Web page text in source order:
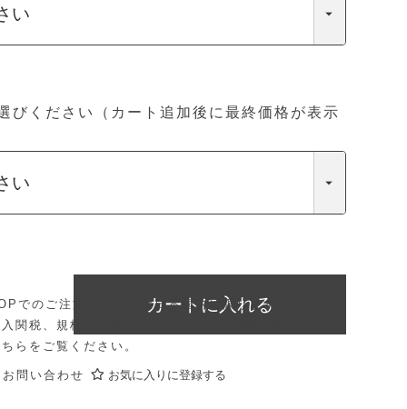
びください（カート追加後に最終価格が表示
お気に入りに登録する
カートに入れる
でのご注文・お届けは日本国内に限ります。
関税、規格や仕様の違いなどにより価格が異なります
ら をご覧ください。
問い合わせ